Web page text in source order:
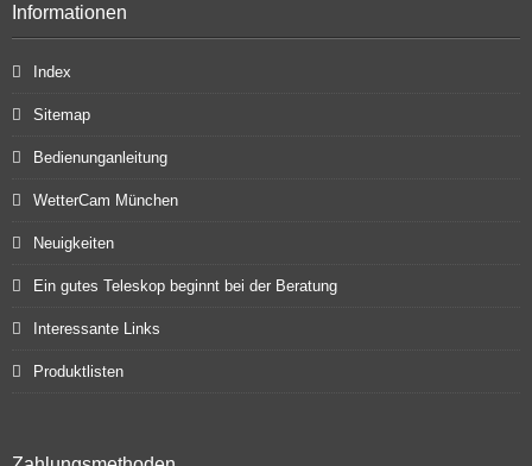
Informationen
Index
Sitemap
Bedienunganleitung
WetterCam München
Neuigkeiten
Ein gutes Teleskop beginnt bei der Beratung
Interessante Links
Produktlisten